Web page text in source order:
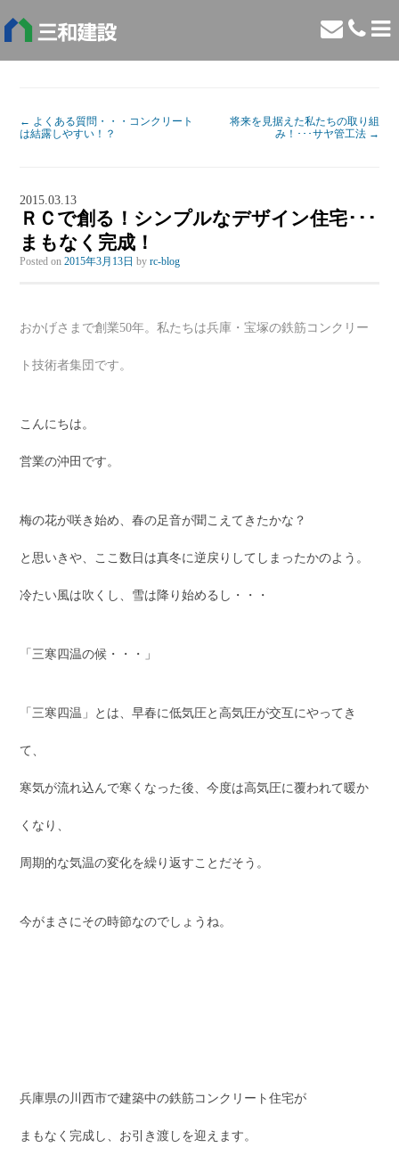
← よくある質問・・・コンクリート
は結露しやすい！？
将来を見据えた私たちの取り組
み！･･･サヤ管工法 →
2015.03.13
ＲＣで創る！シンプルなデザイン住宅･･･
まもなく完成！
Posted on2015年3月13日 byrc-blog
おかげさまで創業50年。私たちは兵庫・宝塚の鉄筋コンクリー
ト技術者集団です。
こんにちは。
営業の沖田です。
梅の花が咲き始め、春の足音が聞こえてきたかな？
と思いきや、ここ数日は真冬に逆戻りしてしまったかのよう。
冷たい風は吹くし、雪は降り始めるし・・・
「三寒四温の候・・・」
「三寒四温」とは、早春に低気圧と高気圧が交互にやってき
て、
寒気が流れ込んで寒くなった後、今度は高気圧に覆われて暖か
くなり、
周期的な気温の変化を繰り返すことだそう。
今がまさにその時節なのでしょうね。
兵庫県の川西市で建築中の鉄筋コンクリート住宅が
まもなく完成し、お引き渡しを迎えます。